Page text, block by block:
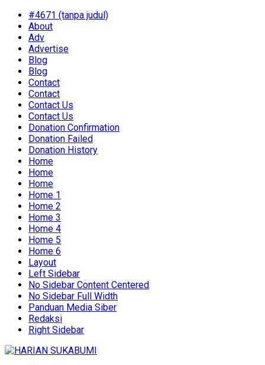
#4671 (tanpa judul)
About
Adv
Advertise
Blog
Blog
Contact
Contact
Contact Us
Contact Us
Donation Confirmation
Donation Failed
Donation History
Home
Home
Home
Home 1
Home 2
Home 3
Home 4
Home 5
Home 6
Layout
Left Sidebar
No Sidebar Content Centered
No Sidebar Full Width
Panduan Media Siber
Redaksi
Right Sidebar